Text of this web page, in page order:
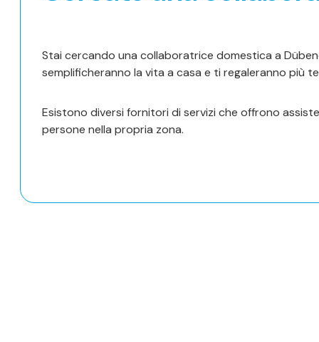
Stai cercando una collaboratrice domestica a
semplificheranno la vita a casa e ti regaleranno più
Esistono diversi fornitori di servizi che offrono
persone nella propria zona.